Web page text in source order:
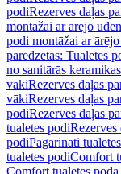
podiRezerves daļas
montāžai ar ārējo
podi montāžai ar
paredzētas: Tualetes
no sanitārās keramikas
vākiRezerves daļas
vākiRezerves daļas
podiRezerves daļas
tualetes podiRezerves
podiPagarināti
tualetes podiComfort
Comfort tualetes